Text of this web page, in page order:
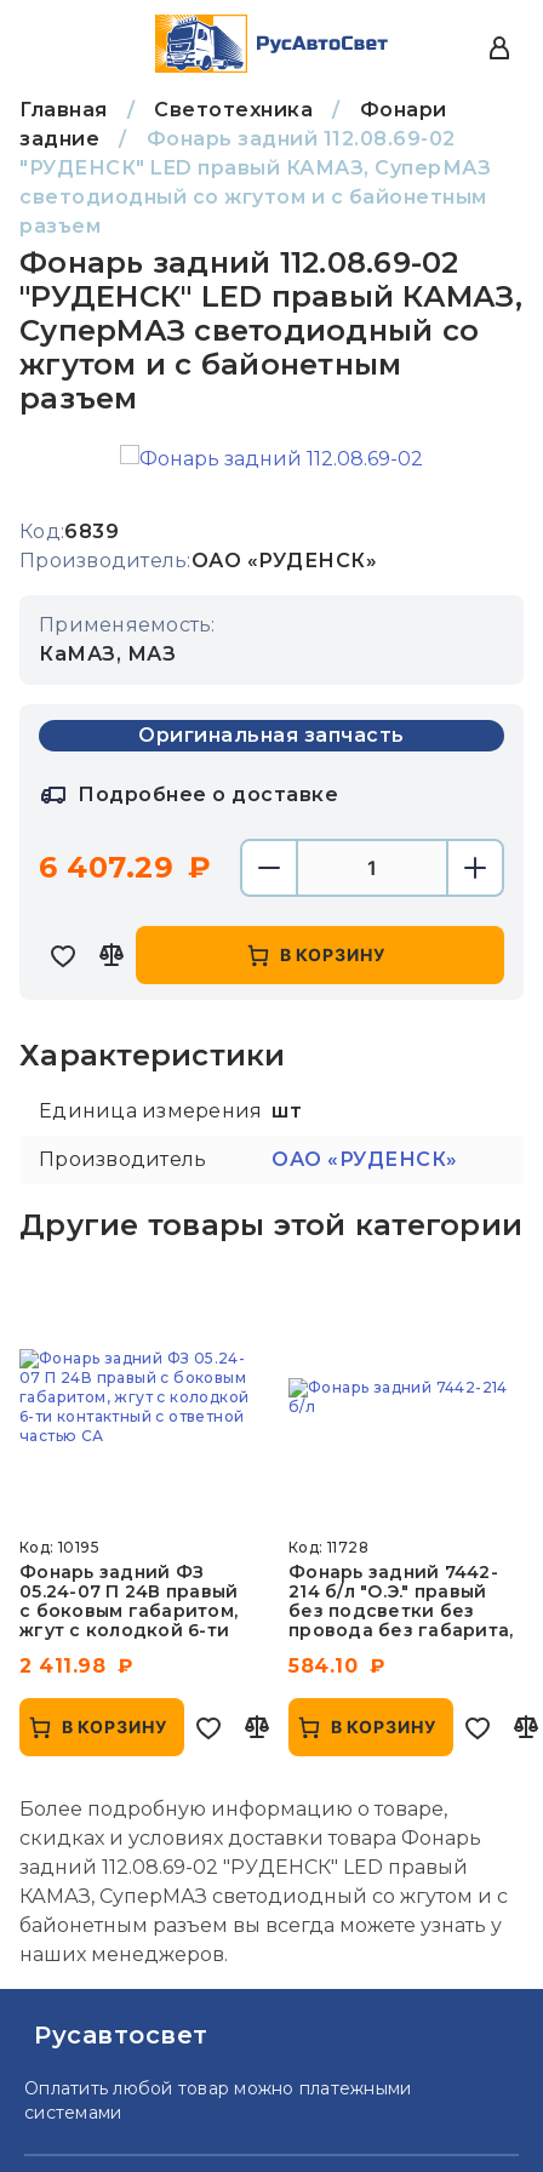
Главная / Светотехника /
Фонари
задние
/
Фонарь задний 112.08.69-02
"РУДЕНСК" LED правый КАМАЗ, СуперМАЗ
светодиодный со жгутом и с байонетным
разъем
Фонарь задний 112.08.69-02
"РУДЕНСК" LED правый КАМАЗ,
СуперМАЗ светодиодный со
жгутом и с байонетным
разъем
Код:6839
Производитель:ОАО «РУДЕНСК»
Применяемость:
КаМАЗ, МАЗ
Оригинальная запчасть
Подробнее о доставке
6 407.29
В КОРЗИНУ
Характеристики
Единица измерения шт
Производитель ОАО «РУДЕНСК»
Другие товары этой категории
Код: 10195
Фонарь задний ФЗ
05.24-07 П 24В правый
с боковым габаритом,
жгут с колодкой 6-ти
частью СА
2 411.98
В КОРЗИНУ
Код: 11728
Фонарь задний 7442-
214 б/л "О.Э." правый
без подсветки без
провода без габарита,
584.10
В КОРЗИНУ
Более подробную информацию о товаре,
скидках и условиях доставки товара Фонарь
задний 112.08.69-02 "РУДЕНСК" LED правый
КАМАЗ, СуперМАЗ светодиодный со жгутом и с
байонетным разъем вы всегда можете узнать у
наших менеджеров.
Русавтосвет
Оплатить любой товар можно платежными
системами